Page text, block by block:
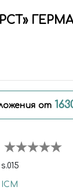
от
s.015
ICM